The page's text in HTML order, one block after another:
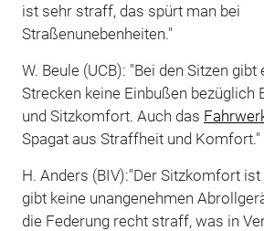
ist sehr straff, das spürt man bei
Straßenunebenheiten."
W. Beule (UCB): "Bei den Sitzen
Strecken keine Einbußen bezüglich
und Sitzkomfort. Auch das
Spagat aus Straffheit und Komfort."
H. Anders (BIV):"Der Sitzkomfort
gibt keine unangenehmen
die Federung recht straff, was in